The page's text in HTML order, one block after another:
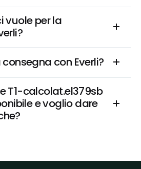
vuole per la
con Everli?
T1-calcolat.el379sb
e voglio dare